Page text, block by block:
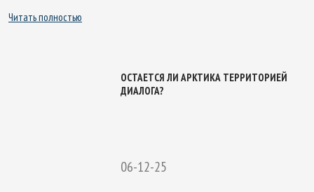
Читать полностью
ОСТАЕТСЯ ЛИ АРКТИКА ТЕРРИТОРИЕЙ
ДИАЛОГА?
06-12-25